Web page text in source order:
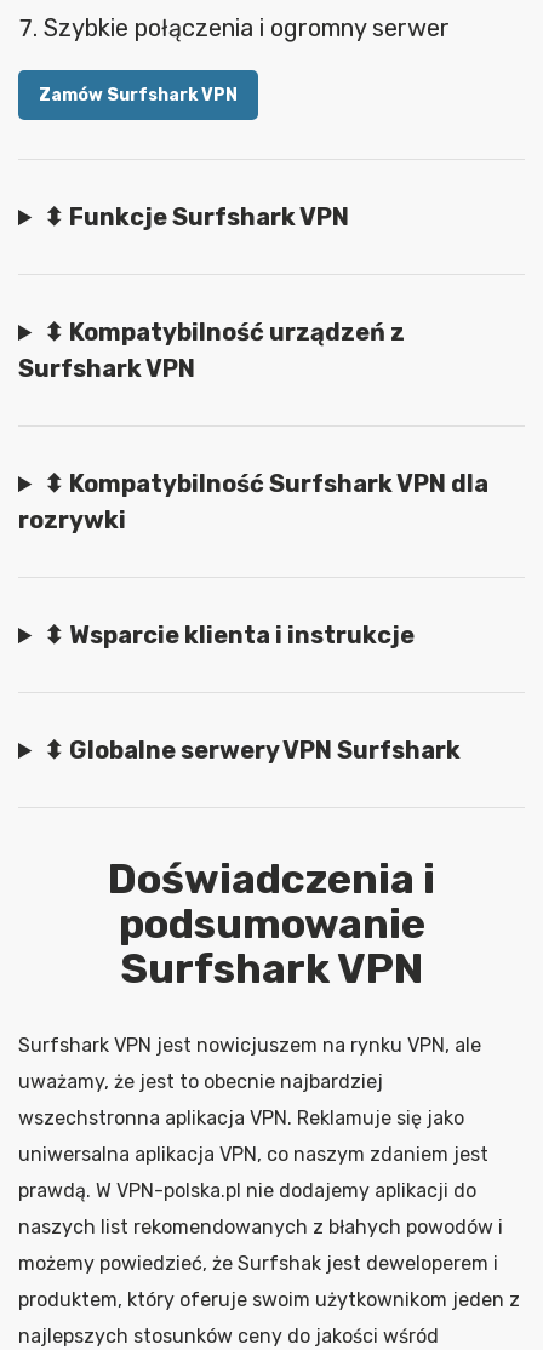
Szybkie połączenia i ogromny serwer
Zamów Surfshark VPN
⬍ Funkcje Surfshark VPN
⬍ Kompatybilność urządzeń z
Surfshark VPN
⬍ Kompatybilność Surfshark VPN dla
rozrywki
⬍ Wsparcie klienta i instrukcje
⬍ Globalne serwery VPN Surfshark
Doświadczenia i
podsumowanie
Surfshark VPN
Surfshark VPN jest nowicjuszem na rynku VPN, ale
uważamy, że jest to obecnie najbardziej
wszechstronna aplikacja VPN. Reklamuje się jako
uniwersalna aplikacja VPN, co naszym zdaniem jest
prawdą. W VPN-polska.pl nie dodajemy aplikacji do
naszych list rekomendowanych z błahych powodów i
możemy powiedzieć, że Surfshak jest deweloperem i
produktem, który oferuje swoim użytkownikom jeden z
najlepszych stosunków ceny do jakości wśród